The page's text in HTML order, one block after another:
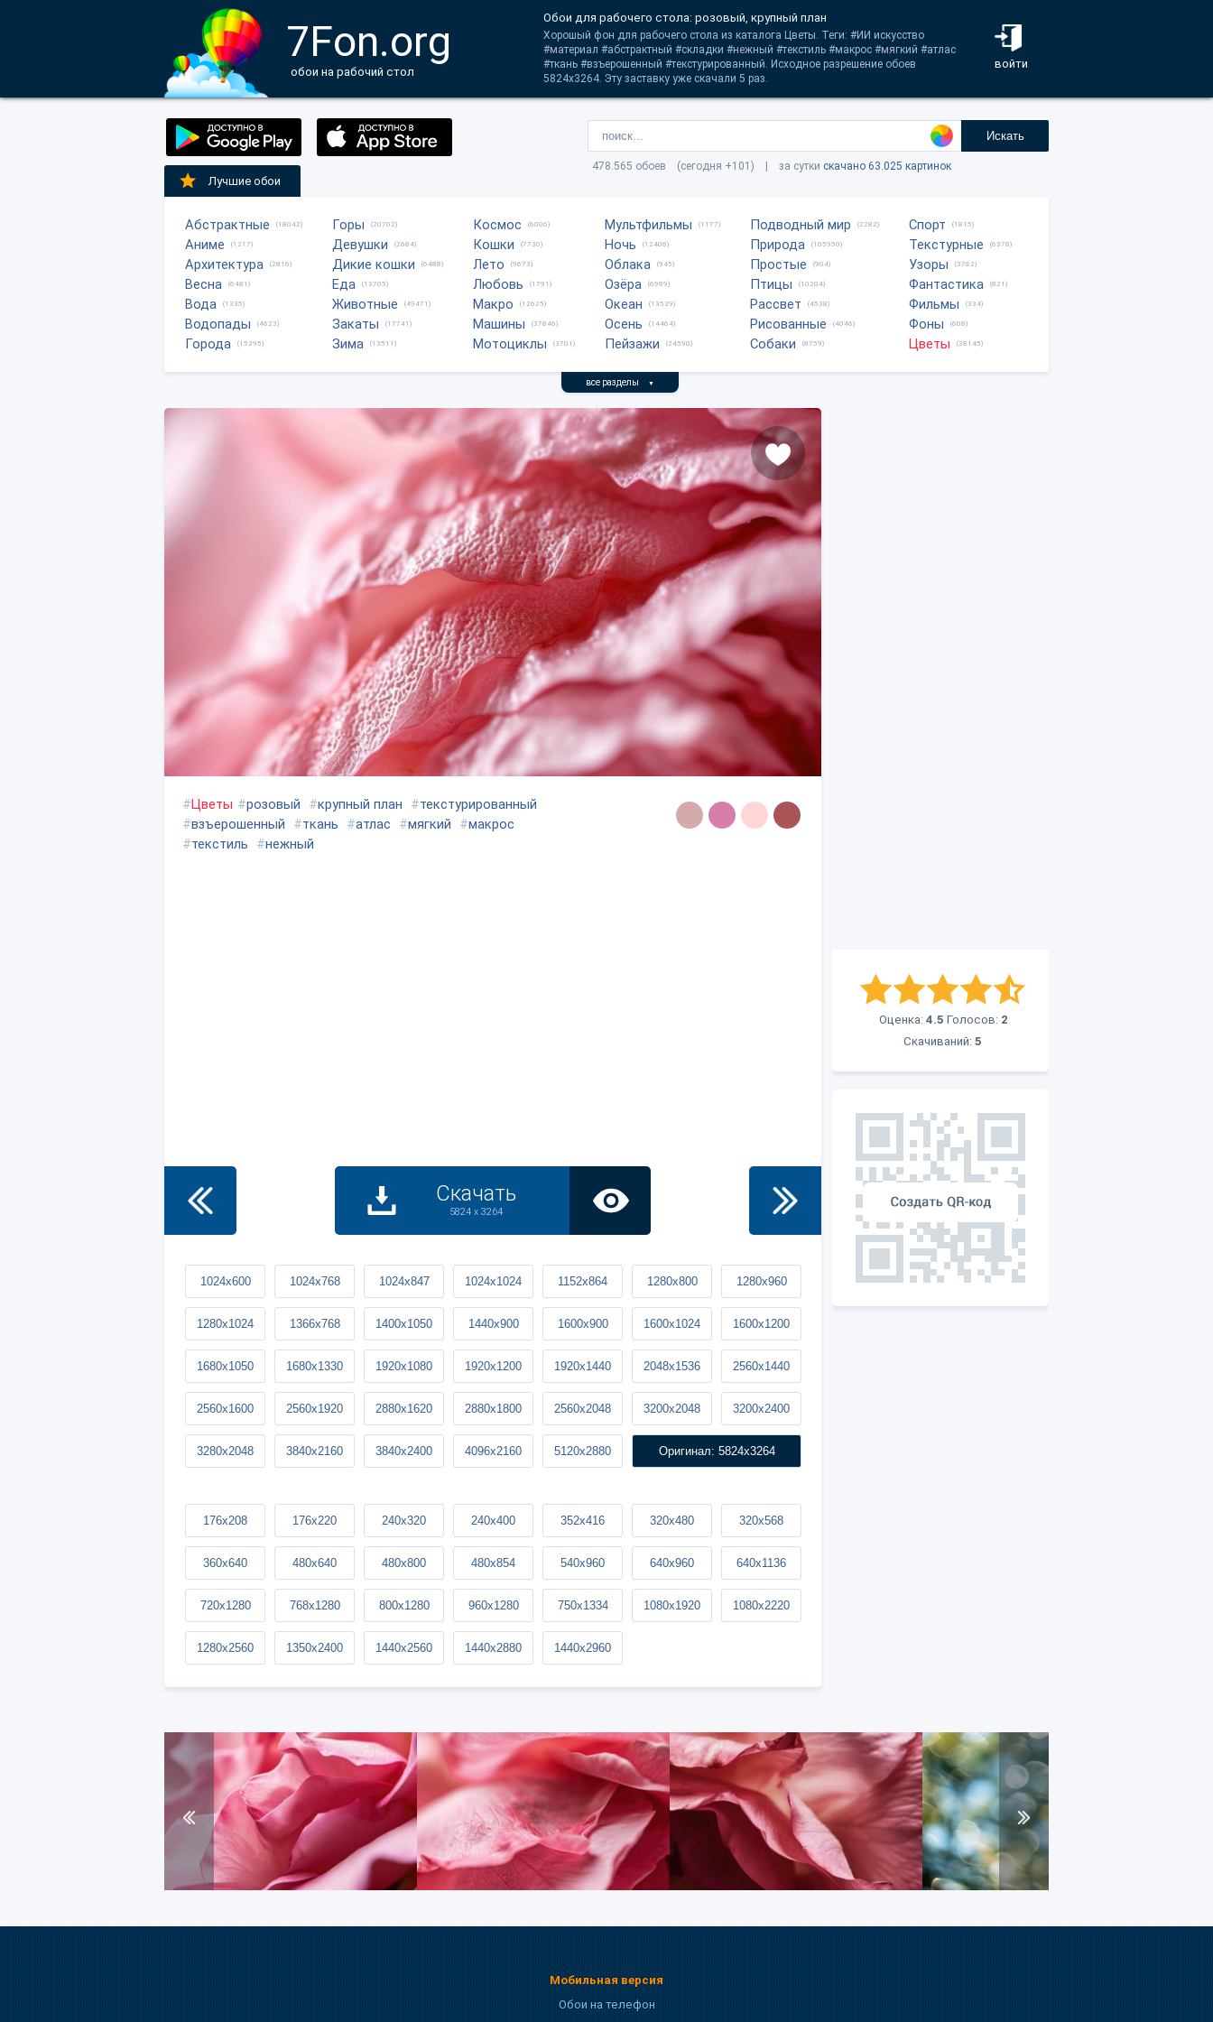
7Fon.org
обои на рабочий стол
войти
Обои для рабочего стола: розовый, крупный план
Хорошый фон для рабочего стола из каталога Цветы. Теги: #ИИ искусство
#материал #абстрактный #складки #нежный #текстиль #макрос #мягкий #атлас
#ткань #взъерошенный #текстурированный. Исходное разрешение обоев
5824x3264. Эту заставку уже скачали 5 раз.
Искать
478.565 обоев (сегодня +101) | за сутки скачано 63.025 картинок
Лучшие обои
Абстрактные (18042)
Аниме (1217)
Архитектура (2816)
Весна (6481)
Вода (1335)
Водопады (4623)
Города (15295)
Горы (20702)
Девушки (2684)
Дикие кошки (6488)
Еда (13705)
Животные (49471)
Закаты (17741)
Зима (13511)
Космос (6006)
Кошки (7730)
Лето (9673)
Любовь (1791)
Макро (12625)
Машины (37846)
Мотоциклы (3701)
Мультфильмы (1177)
Ночь (12408)
Облака (945)
Озёра (6989)
Океан (13539)
Осень (14464)
Пейзажи (24590)
Подводный мир (2282)
Природа (105950)
Простые (904)
Птицы (10204)
Рассвет (4538)
Рисованные (4046)
Собаки (8759)
Спорт (1815)
Текстурные (6378)
Узоры (3762)
Фантастика (821)
Фильмы (334)
Фоны (608)
Цветы (28145)
все разделы ▼
Оценка: 4.5 Голосов: 2
Скачиваний: 5
#Цветы #розовый #крупный план #текстурированный
#взъерошенный #ткань #атлас #мягкий #макрос
#текстиль #нежный
Скачать
5824 x 3264
1024x600 1024x768 1024x847 1024x1024 1152x864 1280x800 1280x960
1280x1024 1366x768 1400x1050 1440x900 1600x900 1600x1024 1600x1200
1680x1050 1680x1330 1920x1080 1920x1200 1920x1440 2048x1536 2560x1440
2560x1600 2560x1920 2880x1620 2880x1800 2560x2048 3200x2048 3200x2400
3280x2048 3840x2160 3840x2400 4096x2160 5120x2880 Оригинал: 5824x3264
176x208 176x220 240x320 240x400 352x416 320x480 320x568
360x640 480x640 480x800 480x854 540x960 640x960 640x1136
720x1280 768x1280 800x1280 960x1280 750x1334 1080x1920 1080x2220
1280x2560 1350x2400 1440x2560 1440x2880 1440x2960
Мобильная версия
Обои на телефон